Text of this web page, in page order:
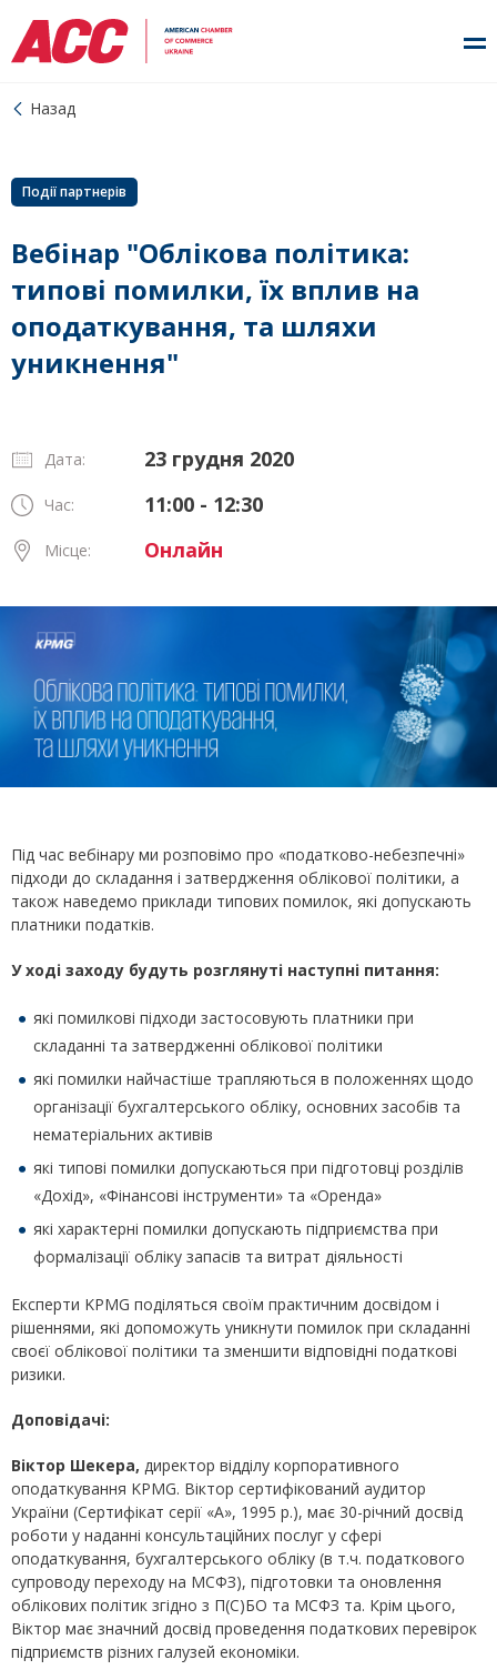
Назад
Події партнерів
Вебінар "Облікова політика:
типові помилки, їх вплив на
оподаткування, та шляхи
уникнення"
Дата: 23 грудня 2020
Час: 11:00 - 12:30
Місце: Онлайн
Під час вебінару ми розповімо про «податково-небезпечні»
підходи до складання і затвердження облікової політики, а
також наведемо приклади типових помилок, які допускають
платники податків.
У ході заходу будуть розглянуті наступні питання:
які помилкові підходи застосовують платники при
складанні та затвердженні облікової політики
які помилки найчастіше трапляються в положеннях щодо
організації бухгалтерського обліку, основних засобів та
нематеріальних активів
які типові помилки допускаються при підготовці розділів
«Дохід», «Фінансові інструменти» та «Оренда»
які характерні помилки допускають підприємства при
формалізації обліку запасів та витрат діяльності
Експерти KPMG поділяться своїм практичним досвідом і
рішеннями, які допоможуть уникнути помилок при складанні
своєї облікової політики та зменшити відповідні податкові
ризики.
Доповідачі:
Віктор Шекера, директор відділу корпоративного
оподаткування KPMG. Віктор сертифікований аудитор
України (Сертифікат серії «А», 1995 р.), має 30-річний досвід
роботи у наданні консультаційних послуг у сфері
оподаткування, бухгалтерського обліку (в т.ч. податкового
супроводу переходу на МСФЗ), підготовки та оновлення
облікових політик згідно з П(С)БО та МСФЗ та. Крім цього,
Віктор має значний досвід проведення податкових перевірок
підприємств різних галузей економіки.